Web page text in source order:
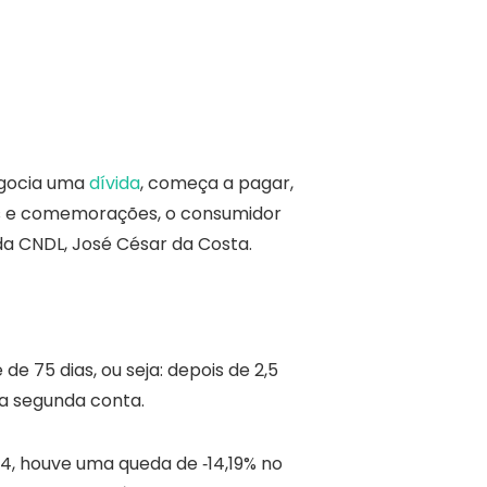
umadívida, começa a pagar,
comemorações, o consumidor
José César da Costa.
75 dias, ou seja: depois de 2,5
segunda conta.
uma queda de ‐14,19% no